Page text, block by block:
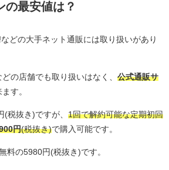
の最安値は？
どの大手ネット通販には取り扱いがあり
の店舗でも取り扱いはなく、 公式通販サ
す。
税抜き)ですが、 1回で解約可能な定期初回
円(税抜き)で購入可能です。
料の5980円(税抜き)です。